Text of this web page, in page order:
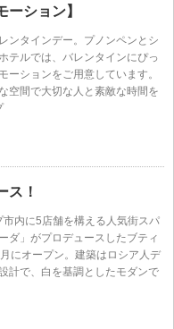
ーション】
ンタインデー。プノンペンとシ
テルでは、バレンタインにぴっ
ーションをご用意しています。
空間で大切な人と素敵な時間を
ス！
市内に5店舗を構える人気街スパ
ダ」がプロデュースしたブティ
にオープン。建築はロシア人デ
計で、白を基調としたモダンで